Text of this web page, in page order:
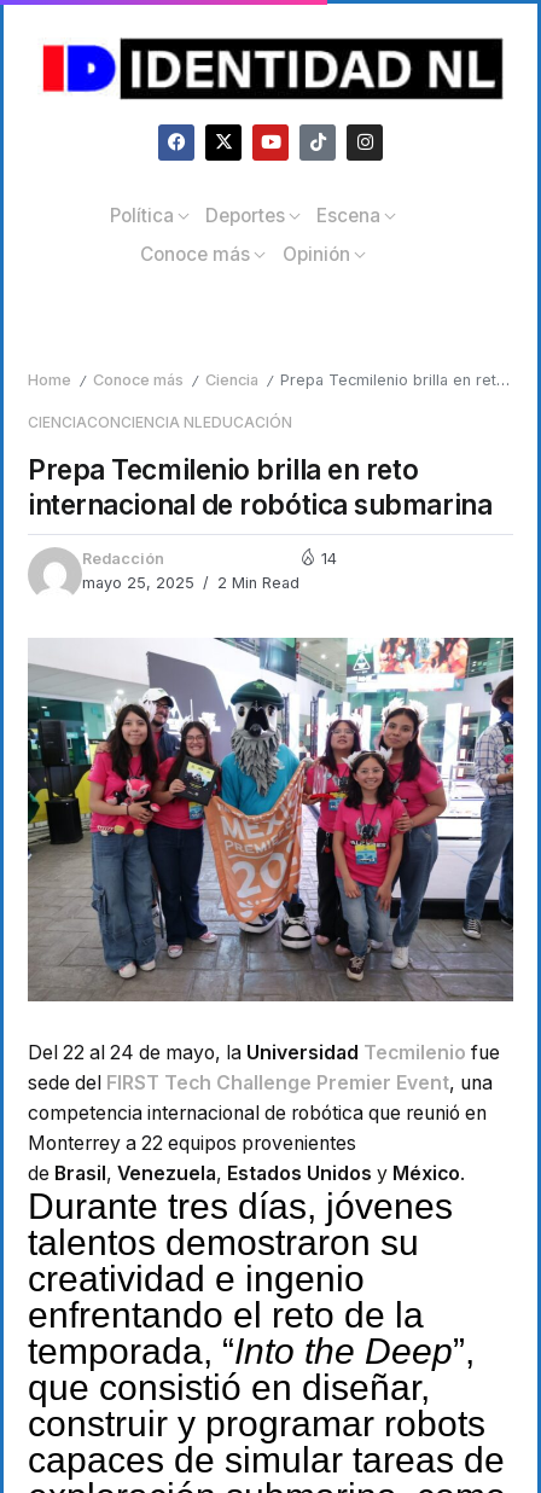
Política Deportes
Escena
Conoce más
Opinión
Home / Conoce más / Ciencia / Prepa Tecmilenio brilla en reto internacional de robótica submarina
CIENCIACONCIENCIA NL EDUCACIÓN
Prepa Tecmilenio brilla en reto
internacional de robótica submarina
Redacción
mayo 25, 2025
2 Min Read
14
Del 22 al 24 de mayo, la Universidad Tecmilenio fue
sede del FIRST Tech Challenge Premier Event, una
competencia internacional de robótica que reunió en
Monterrey a 22 equipos provenientes
de Brasil, Venezuela, Estados Unidos y México.
Durante tres días, jóvenes
talentos demostraron su
creatividad e ingenio
enfrentando el reto de la
temporada, “Into the Deep”,
que consistió en diseñar,
construir y programar robots
capaces de simular tareas de